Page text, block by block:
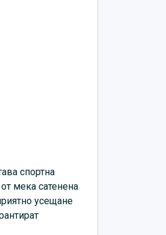
спортна
мека сатенена
усещане